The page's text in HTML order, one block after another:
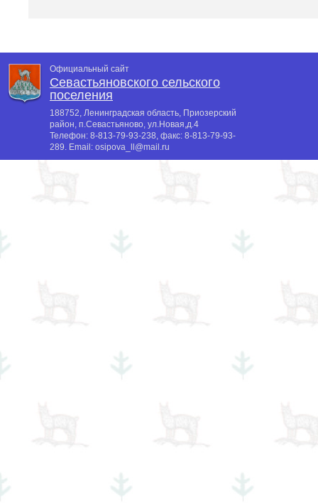
Официальный сайт
Севастьяновского сельского
поселения
188752, Ленинградская область, Приозерский
район, п.Севастьяново, ул.Новая,д.4
Телефон: 8-813-79-93-238, факс: 8-813-79-93-
289. Email: osipova_ll@mail.ru